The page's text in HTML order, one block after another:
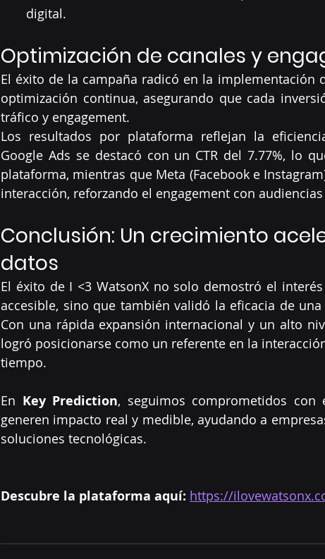
digital.
Optimización de canales y
El éxito de la campaña radicó en la implementación
optimización continua, asegurando que cada
tráfico y engagement.
Los resultados por plataforma reflejan la
Google Ads se destacó con un CTR del 7.77%, lo
plataforma, mientras que Meta (Facebook e
interacción, reforzando el engagement con audiencias
Conclusión: Un crecimiento
datos
El éxito de I <3 WatsonX no solo demostró el
accesible, sino que también validó la eficacia de
Con una rápida expansión internacional y un alto
logró posicionarse como un referente en la
tiempo.
En Key Prediction, seguimos comprometidos
generen impacto real y medible, ayudando a
soluciones tecnológicas.
Descubre la plataforma aquí: https://